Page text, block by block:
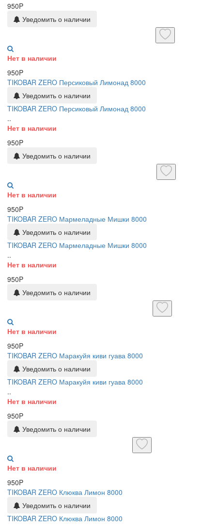
950P
Уведомить о наличии
Нет в наличии
950P
TIKOBAR ZERO Персиковый Лимонад 8000
Уведомить о наличии
TIKOBAR ZERO Персиковый Лимонад 8000
..
Нет в наличии
950P
Уведомить о наличии
Нет в наличии
950P
TIKOBAR ZERO Мармеладные Мишки 8000
Уведомить о наличии
TIKOBAR ZERO Мармеладные Мишки 8000
..
Нет в наличии
950P
Уведомить о наличии
Нет в наличии
950P
TIKOBAR ZERO Маракуйя киви гуава 8000
Уведомить о наличии
TIKOBAR ZERO Маракуйя киви гуава 8000
..
Нет в наличии
950P
Уведомить о наличии
Нет в наличии
950P
TIKOBAR ZERO Клюква Лимон 8000
Уведомить о наличии
TIKOBAR ZERO Клюква Лимон 8000